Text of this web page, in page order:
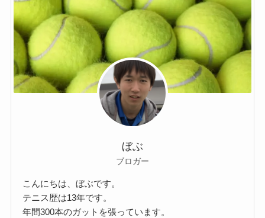
ぼぶ
ブロガー
こんにちは、ぼぶです。
テニス歴は13年です。
年間300本のガットを張っています。